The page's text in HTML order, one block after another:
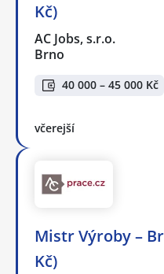
Kč)
AC Jobs, s.r.o.
Brno
40 000 – 45 000 Kč
včerejší
Mistr Výroby –
Kč)